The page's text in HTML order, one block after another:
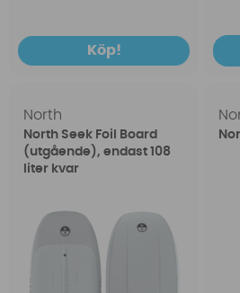
Köp!
North
North Seek Foil Board
(utgående), endast 108
liter kvar